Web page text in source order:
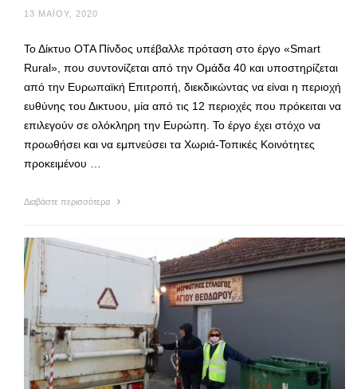
13 ΜΑΪ́ΟΥ, 2020
Το Δίκτυο ΟΤΑ Πίνδος υπέβαλλε πρόταση στο έργο «Smart
Rural», που συντονίζεται από την Ομάδα 40 και υποστηρίζεται
από την Ευρωπαϊκή Επιτροπή, διεκδικώντας να είναι η περιοχή
ευθύνης του Δικτυου, μία από τις 12 περιοχές που πρόκειται να
επιλεγούν σε ολόκληρη την Ευρώπη. Το έργο έχει στόχο να
προωθήσει και να εμπνεύσει τα Χωριά-Τοπικές Κοινότητες
προκειμένου …
Διαβάστε περισσότερα